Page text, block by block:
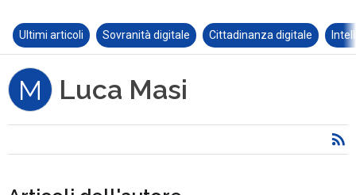
Ultimi articoli Sovranità digitale Cittadinanza digitale
M Luca Masi